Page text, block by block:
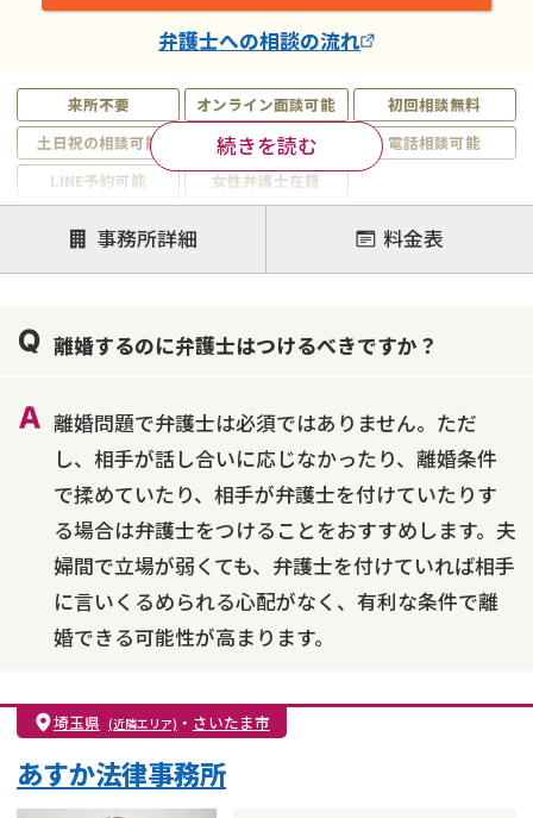
来所不要 オンライン面談可能
初回相談無料
土日祝の相談可能
19時以降電話可能
電話相談可能
LINE予約可能
女性弁護士在籍
注力案件
離婚前相談
離婚調停
離婚裁判
不貞・不倫慰謝料請求
国際離婚
養育費問題
続きを読む
弁護士への相談の流れ
事務所詳細 料金表
離婚するのに弁護士はつけるべきですか？
離婚問題で弁護士は必須ではありません。ただ
し、相手が話し合いに応じなかったり、離婚条件
で揉めていたり、相手が弁護士を付けていたりす
る場合は弁護士をつけることをおすすめします。夫
婦間で立場が弱くても、弁護士を付けていれば相手
に言いくるめられる心配がなく、有利な条件で離
婚できる可能性が高まります。
埼玉県 (近隣エリア) ・ さいたま市
あすか法律事務所